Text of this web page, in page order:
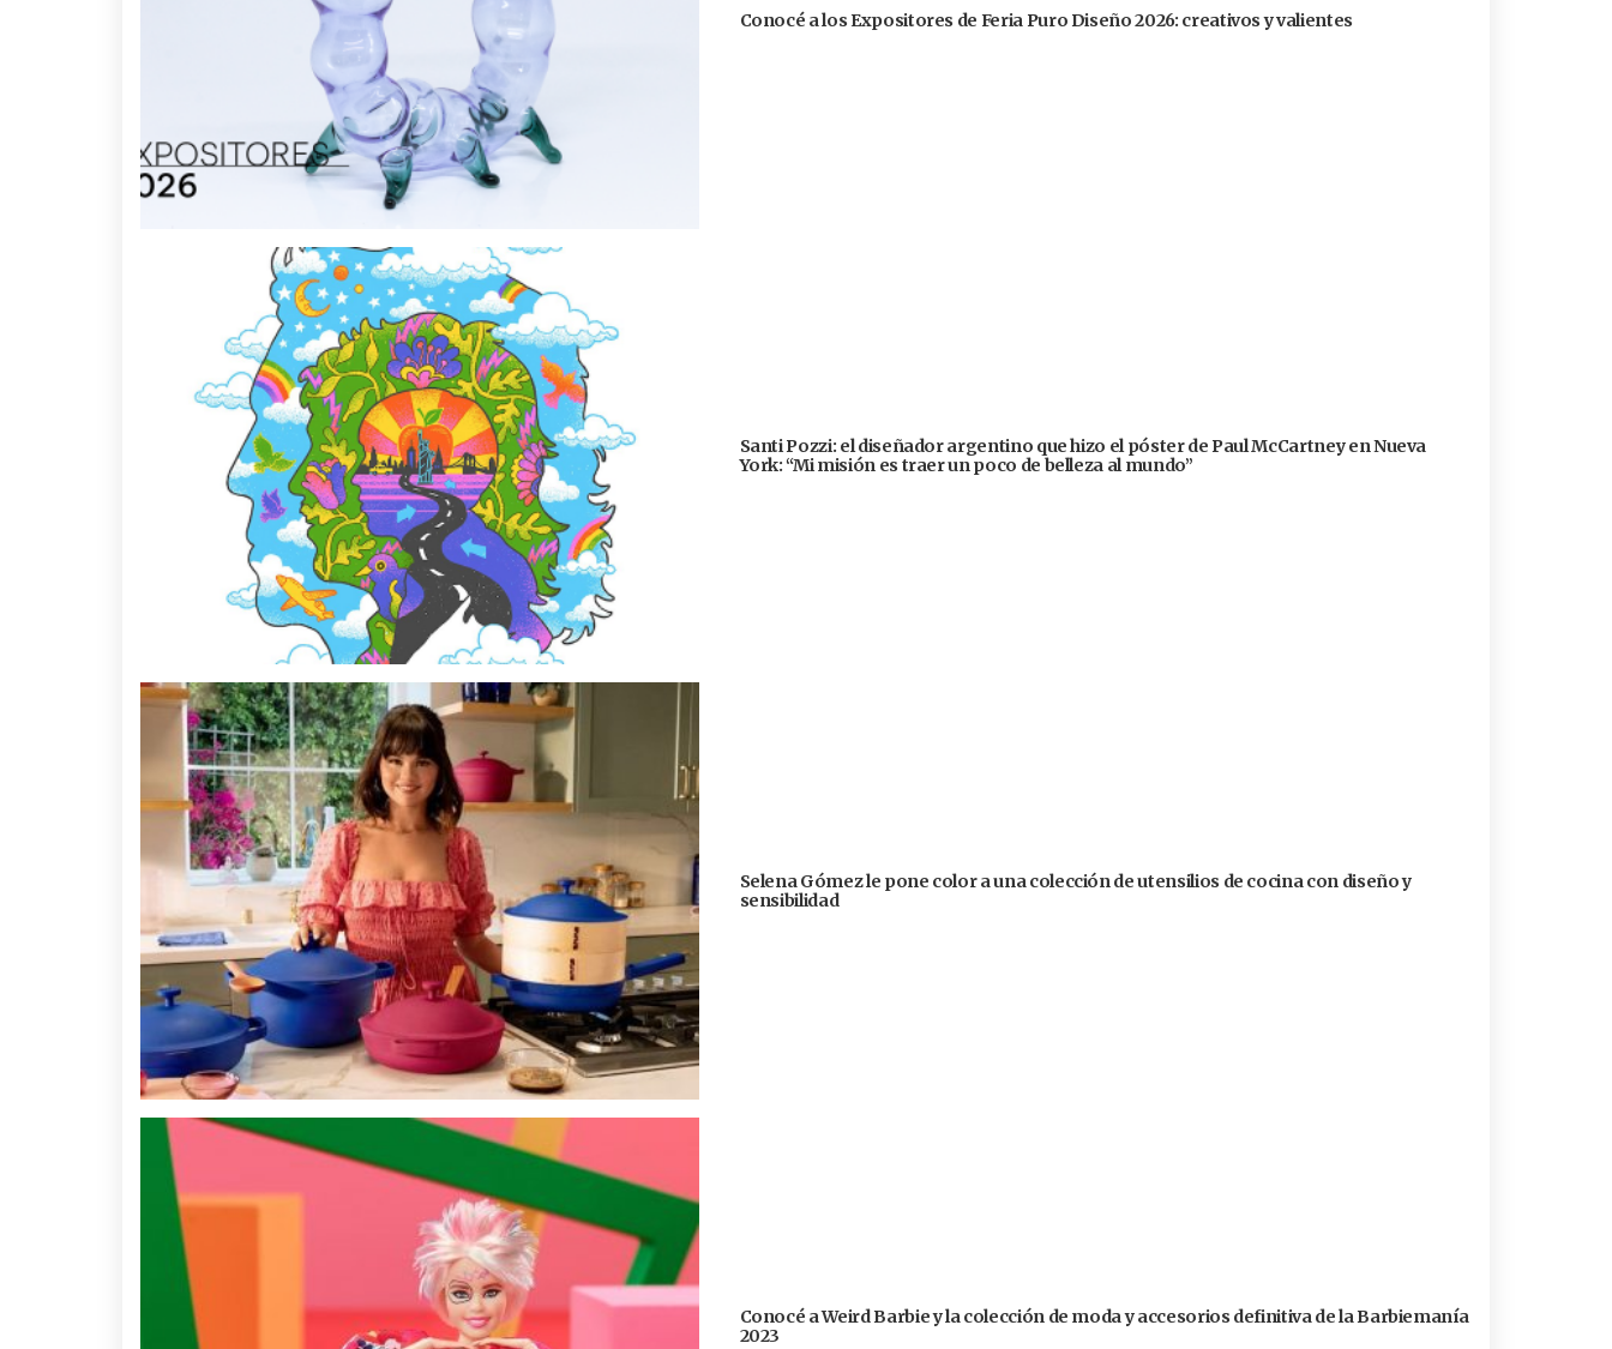
Conocé a los Expositores de Feria Puro Diseño 2026: creativos y valientes
Santi Pozzi: el diseñador argentino que hizo el póster de Paul McCartney en Nueva
York: “Mi misión es traer un poco de belleza al mundo”
Selena Gómez le pone color a una colección de utensilios de cocina con diseño y
sensibilidad
Conocé a Weird Barbie y la colección de moda y accesorios definitiva de la Barbiemanía
2023